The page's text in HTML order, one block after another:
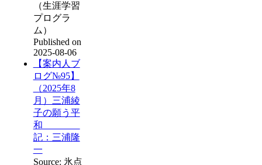
（生涯学習
プログラ
ム）
Published on
2025-08-06
【案内人ブ
ログ№95】
（2025年8
月）三浦綾
子の願う平
和
記：三浦隆
一
Source: 氷点